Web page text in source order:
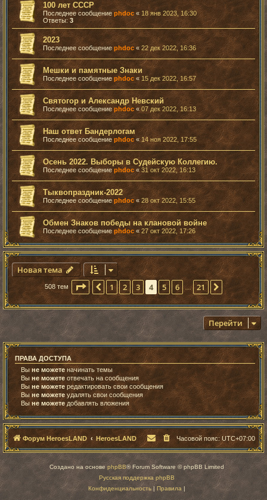
100 лет СССР
Последнее сообщениеphdoc « 18 янв 2023, 16:30
Ответы:3
2023
Последнее сообщение phdoc« 22 дек 2022, 16:36
Мешки и памятные Знаки
Последнее сообщение phdoc« 15 дек 2022, 16:57
Святогор и Александр Невский
Последнее сообщениеphdoc«07 дек 2022, 16:13
Наш ответ Бандерлогам
Последнее сообщение phdoc «14 ноя 2022, 17:55
Осень 2022. Выборы в Судейскую Коллегию.
Последнее сообщение phdoc « 31 окт 2022, 16:13
Тыквопраздник-2022
Последнее сообщение phdoc« 28 окт 2022, 15:55
Обмен Знаков победы на клановой войне
Последнее сообщениеphdoc« 27 окт 2022, 17:26
Новая тема
508 тем Страница4 из 21
Пред.
1 2 3 4 5 6 … 21 След.
Перейти
ПРАВА ДОСТУПА
Выне можете начинать темы
Вы не можете отвечать на сообщения
Вы не можете редактировать свои сообщения
Выне можете удалять свои сообщения
Выне можете добавлять вложения
Форум HeroesLAND HeroesLAND Часовой пояс:UTC+07:00
Создано на основеphpBB® Forum Software © phpBB Limited
Русская поддержка phpBB
Конфиденциальность| Правила |